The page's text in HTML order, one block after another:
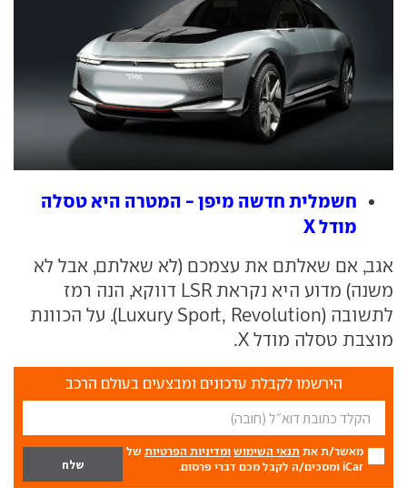
חשמלית חדשה מיפן - המטרה היא טסלה
מודל X
אגב, אם שאלתם את עצמכם (לא שאלתם, אבל לא
משנה) מדוע היא נקראת LSR דווקא, הנה רמז
לתשובה (Luxury Sport, Revolution). על הכוונת
מוצבת טסלה מודל X.
הירשמו לקבלת עדכונים ומבצעים בעולם הרכב
מאשר/ת את תנאי השימוש ומדיניות הפרטיות של
iCar ומסכים/ה לקבל מכם דברי פרסום.